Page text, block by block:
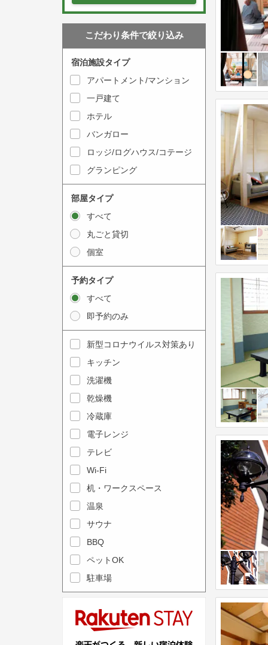
w
e
t
o
t
e
a
c
t
w
i
t
h
c
a
l
n
d
a
r
a
n
s
e
l
c
a
r
w
k
t
o
n
t
e
r
a
c
w
i
t
h
t
h
c
a
l
e
n
d
r
a
n
s
e
e
こだわり条件で絞り込み
宿泊施設タイプ
アパートメント/マンション
一戸建て
ホテル
バンガロー
ロッジ/ログハウス/コテージ
グランピング
部屋タイプ
すべて
丸ごと貸切
個室
予約タイプ
すべて
即予約のみ
新型コロナウイルス対策あり
キッチン
洗濯機
乾燥機
冷蔵庫
電子レンジ
テレビ
Wi-Fi
机・ワークスペース
温泉
サウナ
BBQ
ペットOK
駐車場